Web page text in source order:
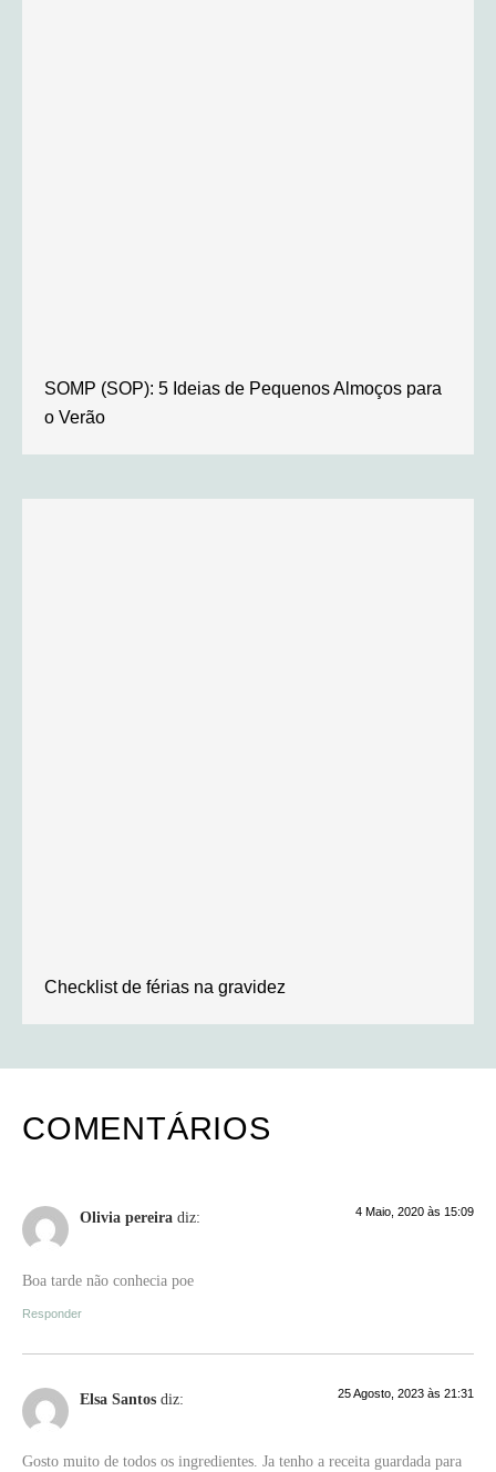
SOMP (SOP): 5 Ideias de Pequenos Almoços para
o Verão
Checklist de férias na gravidez
COMENTÁRIOS
Olivia pereira diz: 4 Maio, 2020 às 15:09
Boa tarde não conhecia poe
Responder
Elsa Santos diz: 25 Agosto, 2023 às 21:31
Gosto muito de todos os ingredientes. Ja tenho a receita guardada para